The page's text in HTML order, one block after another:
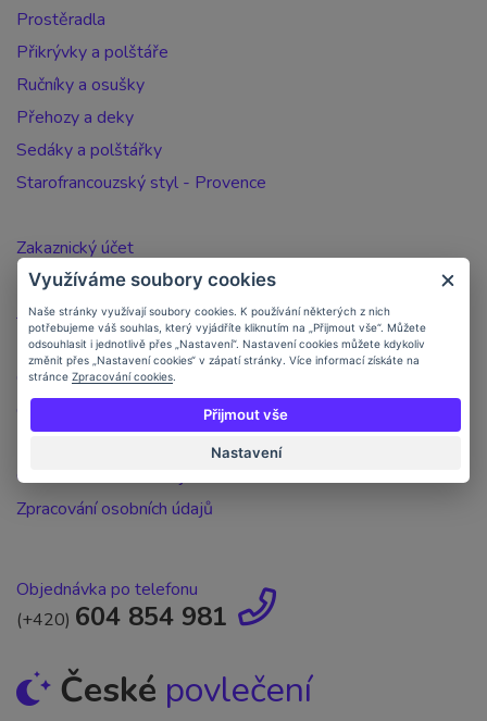
Prostěradla
Přikrývky a polštáře
Ručníky a osušky
Přehozy a deky
Sedáky a polštářky
Starofrancouzský styl - Provence
Zakaznický účet
Registrace zákazníka
Jak nakupovat
Doprava a platba
Objednávka po telefonu
Ochrana osobních údajů
Zpracování osobních údajů
Objednávka po telefonu
(+420) 604 854 981
České povlečení
Využíváme soubory cookies
Naše stránky využívají soubory cookies. K používání některých z nich
potřebujeme váš souhlas, který vyjádříte kliknutím na „Přijmout vše“. Můžete
odsouhlasit i jednotlivě přes „Nastavení“. Nastavení cookies můžete kdykoliv
změnit přes „Nastavení cookies“ v zápatí stránky. Více informací získáte na
stránce Zpracování cookies
Přijmout vše
Nastavení